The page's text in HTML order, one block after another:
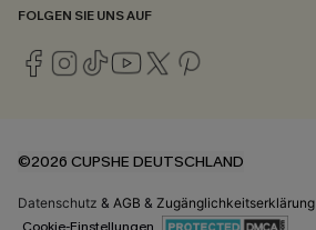
FOLGEN SIE UNS AUF
©2026 CUPSHE DEUTSCHLAND
Datenschutz & AGB & Zugänglichkeitserklärung